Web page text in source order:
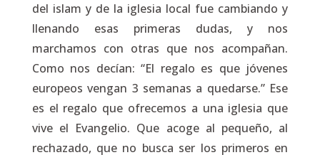
del islam y de la iglesia local fue cambiando y
llenando esas primeras dudas, y nos
marchamos con otras que nos acompañan.
Como nos decían: “El regalo es que jóvenes
europeos vengan 3 semanas a quedarse.” Ese
es el regalo que ofrecemos a una iglesia que
vive el Evangelio. Que acoge al pequeño, al
rechazado, que no busca ser los primeros en